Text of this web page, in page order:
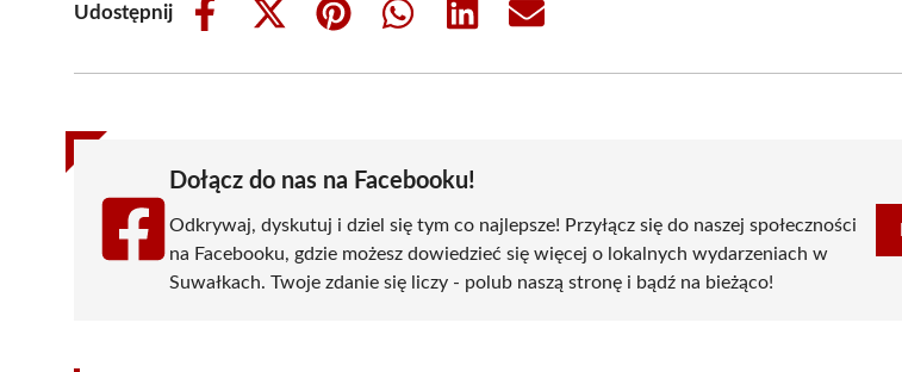
Udostępnij
Share
Share
(Twitter)
Share
Share
Share
Share
Dołącz do nas na Facebooku!
Odkrywaj, dyskutuj i dziel się tym co najlepsze! Przyłącz się do naszej społeczności
na Facebooku, gdzie możesz dowiedzieć się więcej o lokalnych wydarzeniach w
Suwałkach. Twoje zdanie się liczy - polub naszą stronę i bądź na bieżąco!